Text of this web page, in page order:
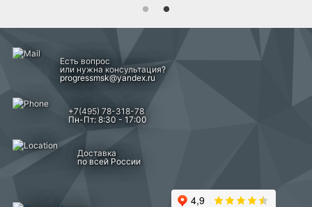
Есть вопрос
или нужна консультация?
progressmsk@yandex.ru
+7(495) 78-318-78
Пн-Пт: 8:30 - 17:00
Доставка
по всей России